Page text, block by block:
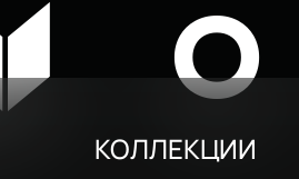
КОЛЛЕКЦИИ